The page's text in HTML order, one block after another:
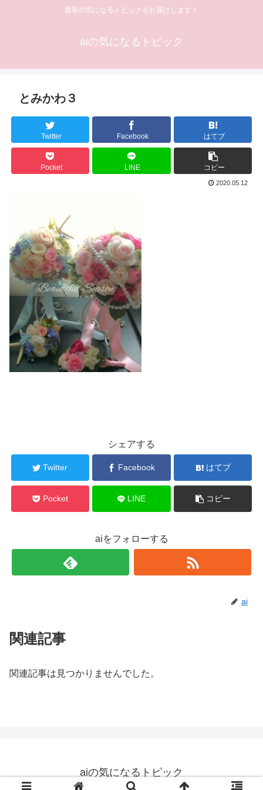
最新の気になるトピックをお届けします！
aiの気になるトピック
とみかわ３
Twitter Facebook はてブ
Pocket LINE コピー
2020.05.12
シェアする
Twitter Facebook はてブ
Pocket LINE コピー
aiをフォローする
ai
関連記事
関連記事は見つかりませんでした。
aiの気になるトピック